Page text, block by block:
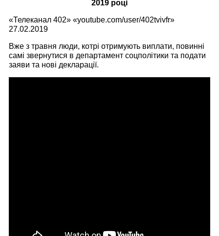
2019 році
«Телеканал 402» «youtube.com/user/402tvivfr»
27.02.2019
Вже з травня люди, котрі отримують виплати, повинні
самі звернутися в департамент соцполітики та подати
заяви та нові декларації.